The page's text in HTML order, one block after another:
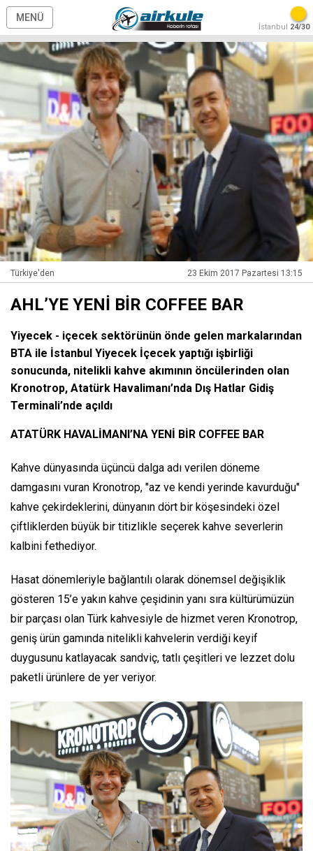
MENÜ
İstanbul 24/30
Türkiye'den 23 Ekim 2017 Pazartesi 13:15
AHL’YE YENİ BİR COFFEE BAR
Yiyecek - içecek sektörünün önde gelen markalarından
BTA ile İstanbul Yiyecek İçecek yaptığı işbirliği
sonucunda, nitelikli kahve akımının öncülerinden olan
Kronotrop, Atatürk Havalimanı’nda Dış Hatlar Gidiş
Terminali’nde açıldı
ATATÜRK HAVALİMANI’NA YENİ BİR COFFEE BAR
Kahve dünyasında üçüncü dalga adı verilen döneme
damgasını vuran Kronotrop, "az ve kendi yerinde kavurduğu"
kahve çekirdeklerini, dünyanın dört bir köşesindeki özel
çiftliklerden büyük bir titizlikle seçerek kahve severlerin
kalbini fethediyor.
Hasat dönemleriyle bağlantılı olarak dönemsel değişiklik
gösteren 15’e yakın kahve çeşidinin yanı sıra kültürümüzün
bir parçası olan Türk kahvesiyle de hizmet veren Kronotrop,
geniş ürün gamında nitelikli kahvelerin verdiği keyif
duygusunu katlayacak sandviç, tatlı çeşitleri ve lezzet dolu
paketli ürünlere de yer veriyor.